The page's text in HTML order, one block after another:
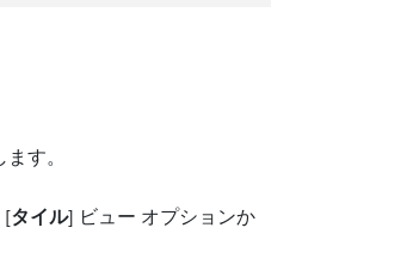
す。
[タイル] ビュー オプションか